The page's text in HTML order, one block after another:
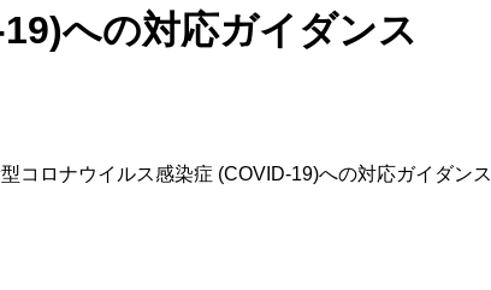
への対応ガイダンス
コロナウイルス感染症 (COVID-19)への対応ガイダンス